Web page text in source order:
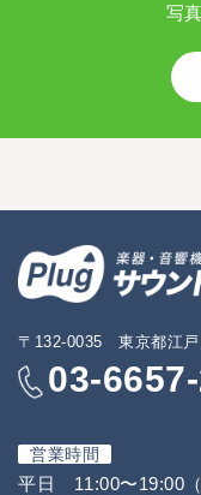
写
〒132-0035 東京都江戸
03-
営業時間
平日 11:00〜19:00（